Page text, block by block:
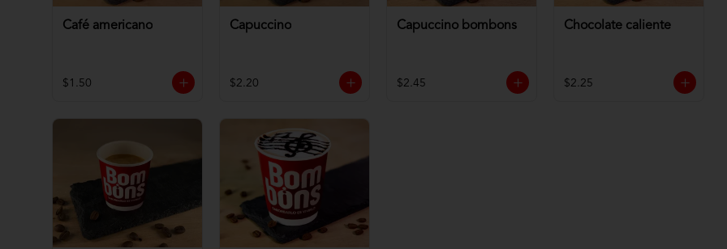
Café americano
$1.50
Capuccino
$2.20
Capuccino bombons
$2.45
Chocolate caliente
$2.25